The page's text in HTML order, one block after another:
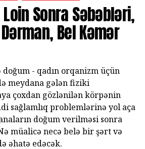
Loin Sonra Səbəbləri,
Bel Kəmər
- qadın orqanizm üçün
meydana gələn fiziki
çoxdan gözlənilən körpənin
sağlamlıq problemlərinə yol aça
doğum verilməsi sonra
müalicə necə belə bir şərt və
əhatə edəcək.